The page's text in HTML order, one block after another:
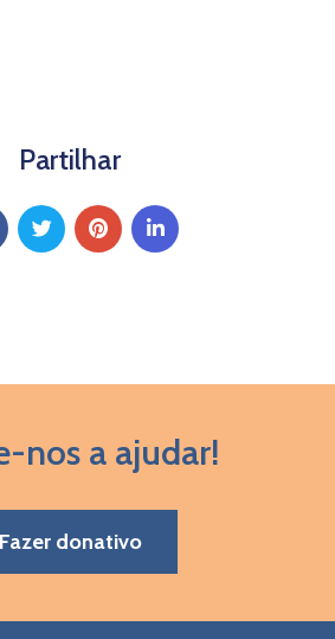
Partilhar
nos a ajudar!
Fazer donativo